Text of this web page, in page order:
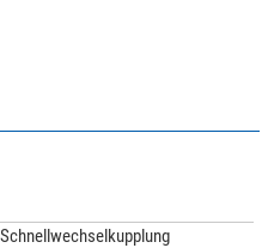
Schnellwechselkupplung